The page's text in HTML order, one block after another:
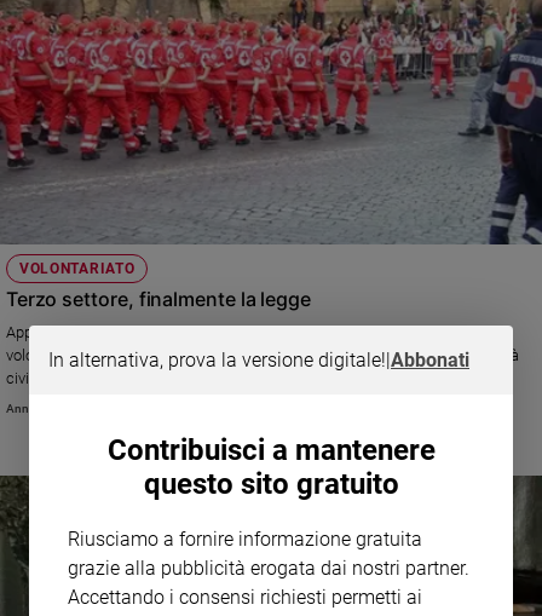
VOLONTARIATO
Terzo settore, finalmente la legge
Approvata la legge delega che riordina l'ambito della solidarietà e del
volontariato: una carta d'identità che mette nel registro solo chi ha finalità
civiche, solidaristiche, sociali
Annachiara Valle
In alternativa, prova la versione digitale!|Abbonati
Contribuisci a mantenere
questo sito gratuito
Riusciamo a fornire informazione gratuita
grazie alla pubblicità erogata dai nostri partner.
Accettando i consensi richiesti permetti ai